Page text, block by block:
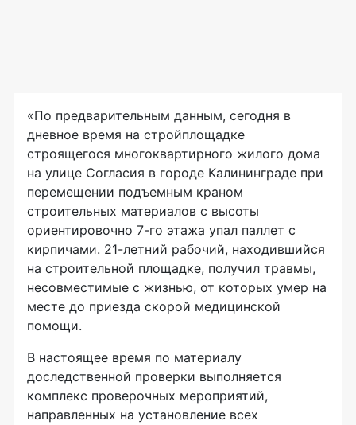
«По предварительным данным, сегодня в
дневное время на стройплощадке
строящегося многоквартирного жилого дома
на улице Согласия в городе Калининграде при
перемещении подъемным краном
строительных материалов с высоты
ориентировочно 7-го этажа упал паллет с
кирпичами. 21-летний рабочий, находившийся
на строительной площадке, получил травмы,
несовместимые с жизнью, от которых умер на
месте до приезда скорой медицинской
помощи.
В настоящее время по материалу
доследственной проверки выполняется
комплекс проверочных мероприятий,
направленных на установление всех